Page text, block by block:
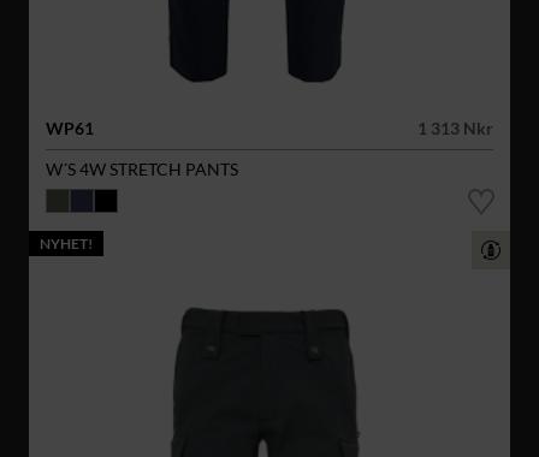
WP61
1 313 Nkr
W´S 4W STRETCH PANTS
NYHET!